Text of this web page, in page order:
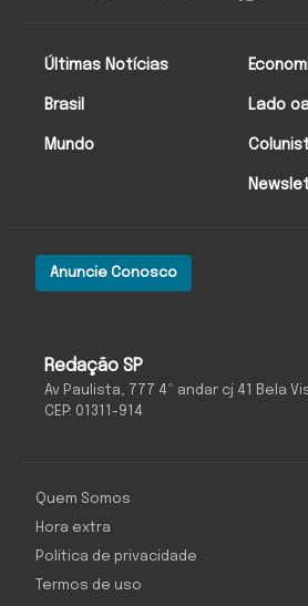
Redação SP
Av Paulista, 777 4º andar cj 41 Bela
CEP: 01311-914
Anuncie Conosco
Últimas Notícias
Brasil
Mundo
Lado
Quem Somos
Hora extra
Política de privacidade
Termos de uso